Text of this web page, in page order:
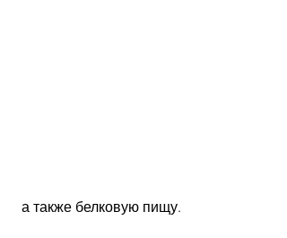
а также белковую пищу.